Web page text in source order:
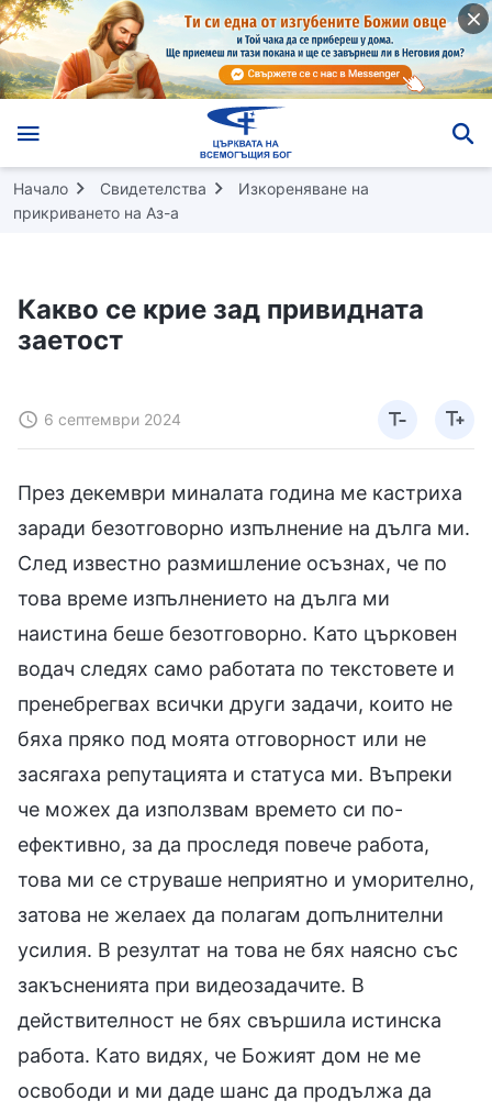
Начало Свидетелства
Изкореняване на
прикриването на Аз-а
Какво се крие зад привидната
заетост
6 септември 2024
През декември миналата година ме кастриха
заради безотговорно изпълнение на дълга ми.
След известно размишление осъзнах, че по
това време изпълнението на дълга ми
наистина беше безотговорно. Като църковен
водач следях само работата по текстовете и
пренебрегвах всички други задачи, които не
бяха пряко под моята отговорност или не
засягаха репутацията и статуса ми. Въпреки
че можех да използвам времето си по-
ефективно, за да проследя повече работа,
това ми се струваше неприятно и уморително,
затова не желаех да полагам допълнителни
усилия. В резултат на това не бях наясно със
закъсненията при видеозадачите. В
действителност не бях свършила истинска
работа. Като видях, че Божият дом не ме
освободи и ми даде шанс да продължа да